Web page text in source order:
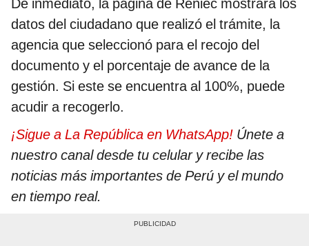
De inmediato, la página de Reniec mostrará los
datos del ciudadano que realizó el trámite, la
agencia que seleccionó para el recojo del
documento y el porcentaje de avance de la
gestión. Si este se encuentra al 100%, puede
acudir a recogerlo.
¡Sigue a La República en WhatsApp! Únete a
nuestro canal desde tu celular y recibe las
noticias más importantes de Perú y el mundo
en tiempo real.